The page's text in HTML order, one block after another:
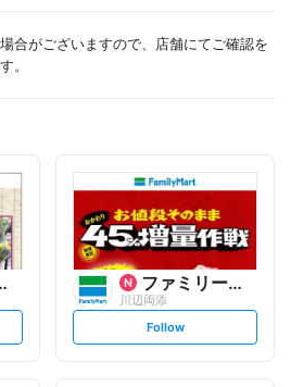
合がございますので、店舗にてご確認を
。
ファミリーマート
川辺両添
s
Follow